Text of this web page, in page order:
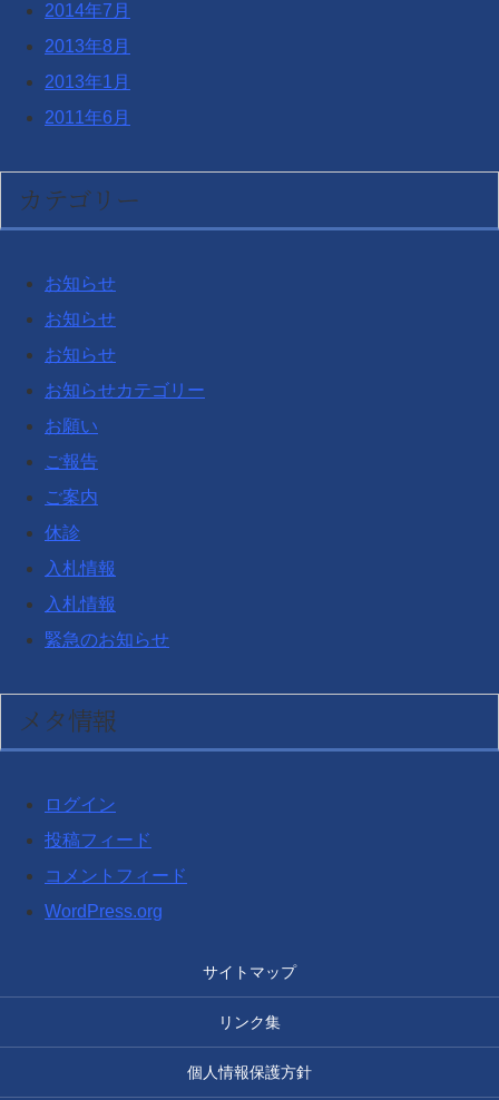
2014年7月
2013年8月
2013年1月
2011年6月
カテゴリー
お知らせ
お知らせ
お知らせ
お知らせカテゴリー
お願い
ご報告
ご案内
休診
入札情報
入札情報
緊急のお知らせ
メタ情報
ログイン
投稿フィード
コメントフィード
WordPress.org
サイトマップ
リンク集
個人情報保護方針